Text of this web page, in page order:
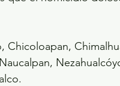
Chicoloapan,